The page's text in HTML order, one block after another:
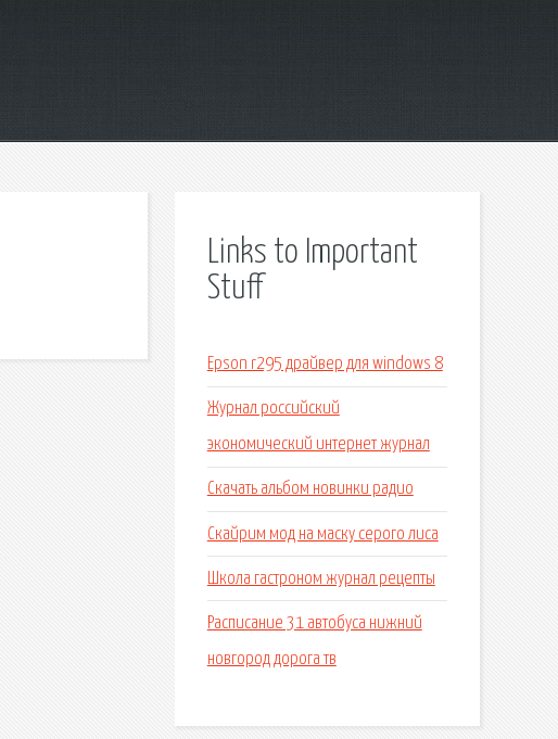
Links to Important
Stuff
Epson r295 драйвер для windows 8
Журнал российский
экономический интернет журнал
Скачать альбом новинки радио
Скайрим мод на маску серого лиса
Школа гастроном журнал рецепты
Расписание 31 автобуса нижний
новгород дорога тв